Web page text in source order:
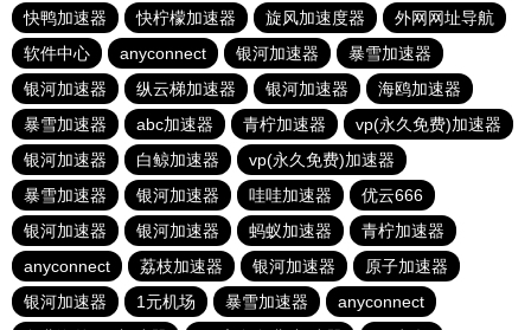
快鸭加速器
快柠檬加速器 旋风加速度器
外网网址导航
软件中心
anyconnect 银河加速器
暴雪加速器
银河加速器
纵云梯加速器 银河加速器
海鸥加速器
暴雪加速器
abc加速器 青柠加速器
vp(永久免费)加速器
银河加速器
白鲸加速器
vp(永久免费)加速器
暴雪加速器
银河加速器 哇哇加速器
优云666
银河加速器
银河加速器 蚂蚁加速器
青柠加速器
anyconnect
荔枝加速器 银河加速器
原子加速器
银河加速器
1元机场 暴雪加速器
anyconnect